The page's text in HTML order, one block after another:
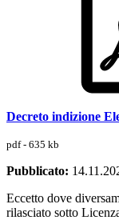
Decreto indizione
pdf - 635 kb
Pubblicato:
Eccetto dove
rilasciato sotto